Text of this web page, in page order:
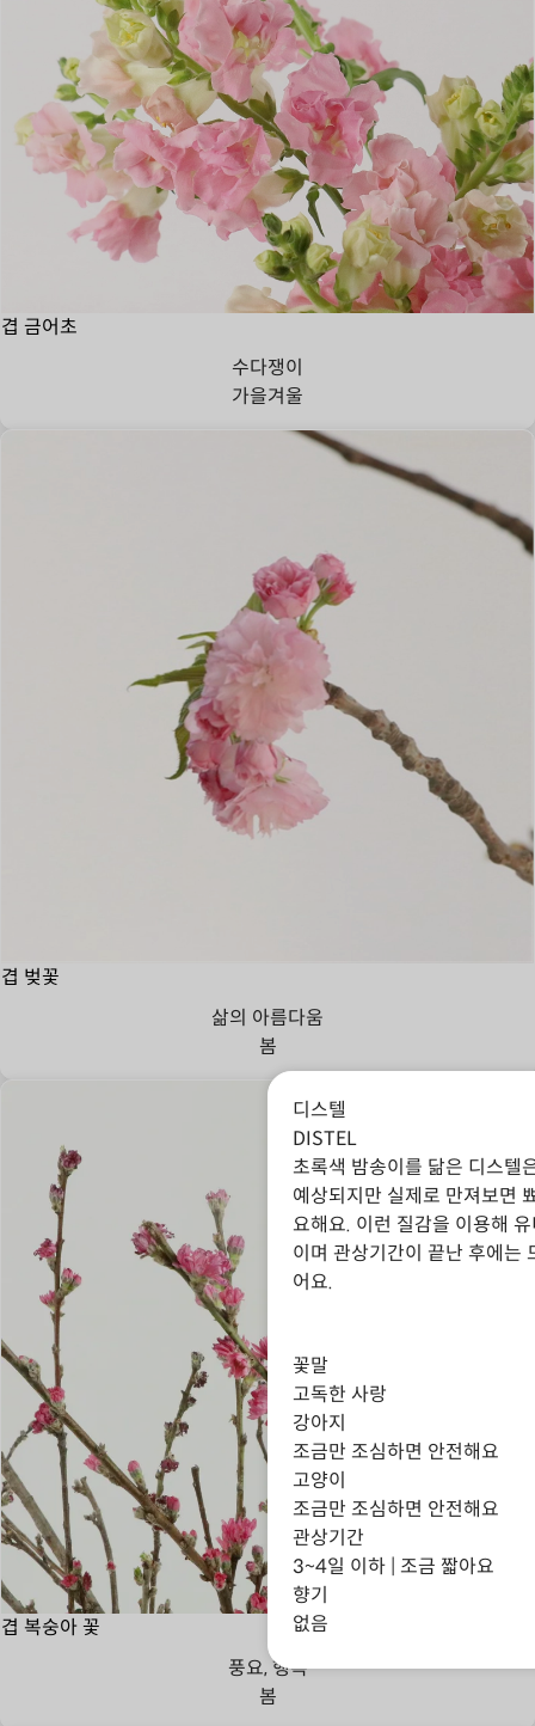
겹 금어초
수다쟁이
가을겨울
겹 벚꽃
삶의 아름다움
봄
겹 복숭아 꽃
풍요, 행복
봄
디스텔
DISTEL
초록색 밤송이를 닮은 디스텔
예상되지만 실제로 만져보면
요해요. 이런 질감을 이용해
이며 관상기간이 끝난 후에는
어요.
꽃말
고독한 사랑
강아지
조금만 조심하면 안전해요
고양이
조금만 조심하면 안전해요
관상기간
3~4일 이하 | 조금 짧아요
향기
없음